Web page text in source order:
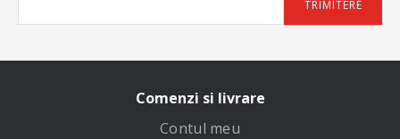
TRIMITERE
Comenzi si livrare
Contul meu